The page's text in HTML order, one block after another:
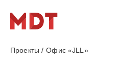
Проекты / Офис «JLL»